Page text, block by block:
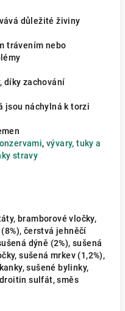
důležité živiny
trávením nebo
díky zachování
jsou náchylná k torzi
, vývary, tuky a
stravy
bramborové vločky,
čerstvá jehněčí
dýně (2%), sušená
sušená mrkev (1,2%),
sušené bylinky,
sulfát, směs